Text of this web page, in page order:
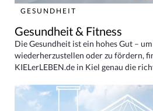
GESUNDHEIT
Gesundheit & Fitness
Die Gesundheit ist ein hohes Gut –
wiederherzustellen oder zu fördern,
KIELerLEBEN.de in Kiel genau die